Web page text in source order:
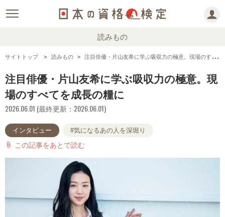
読みもの
サイトトップ 読みもの 注目俳優・片山友希に学ぶ吸収力の極意。現場のすべてを成長の糧に
注目俳優・片山友希に学ぶ吸収力の極意。現
場のすべてを成長の糧に
2026.06.01 (最終更新：2026.06.01)
インタビュー #気になるあの人を深堀り
attach_file この記事をあとで読む